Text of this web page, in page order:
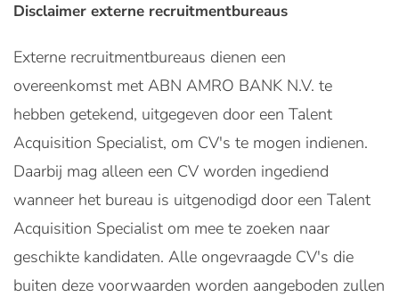
Disclaimer externe recruitmentbureaus
Externe recruitmentbureaus dienen een
overeenkomst met ABN AMRO BANK N.V. te
hebben getekend, uitgegeven door een Talent
Acquisition Specialist, om CV's te mogen indienen.
Daarbij mag alleen een CV worden ingediend
wanneer het bureau is uitgenodigd door een Talent
Acquisition Specialist om mee te zoeken naar
geschikte kandidaten. Alle ongevraagde CV's die
buiten deze voorwaarden worden aangeboden zullen